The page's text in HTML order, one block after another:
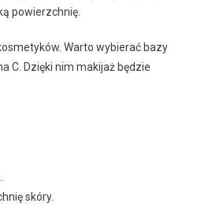
powierzchnię.
Warto wybierać bazy
C. Dzięki nim makijaż będzie
skóry.